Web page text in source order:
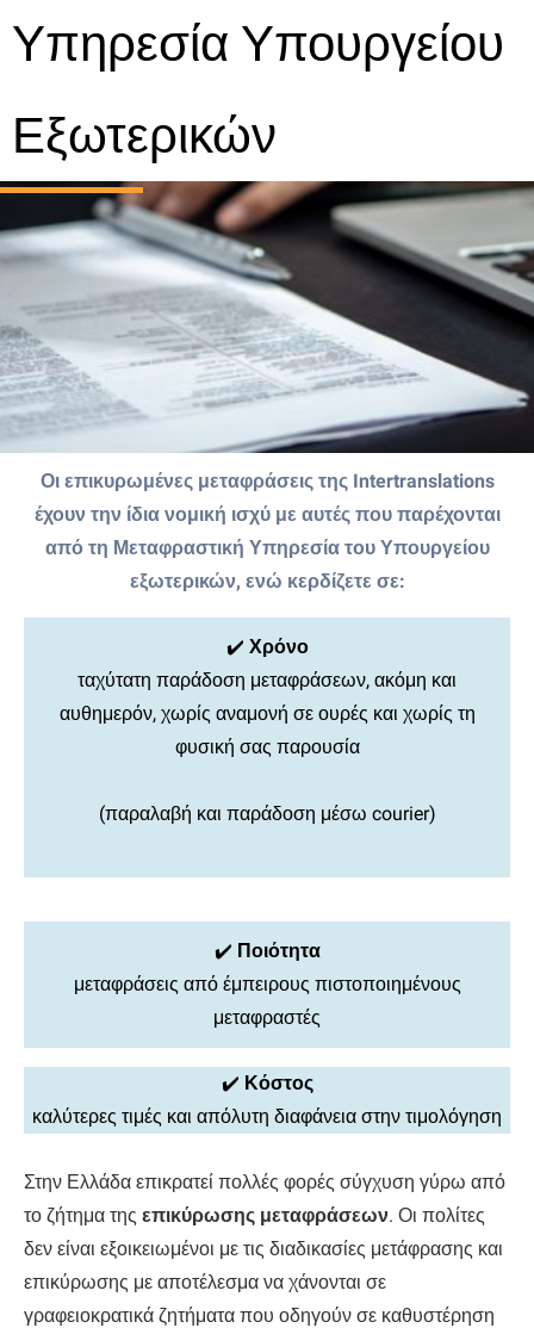
Υπηρεσία Υπουργείου
Εξωτερικών
Οι επικυρωμένες μεταφράσεις της Intertranslations
έχουν την ίδια νομική ισχύ με αυτές που παρέχονται
από τη Μεταφραστική Υπηρεσία του Υπουργείου
εξωτερικών, ενώ κερδίζετε σε:
✔️ Χρόνο
ταχύτατη παράδοση μεταφράσεων, ακόμη και
αυθημερόν, χωρίς αναμονή σε ουρές και χωρίς τη
φυσική σας παρουσία
(παραλαβή και παράδοση μέσω courier)
✔️ Ποιότητα
μεταφράσεις από έμπειρους πιστοποιημένους
μεταφραστές
✔️ Κόστος
καλύτερες τιμές και απόλυτη διαφάνεια στην τιμολόγηση
Στην Ελλάδα επικρατεί πολλές φορές σύγχυση γύρω από
το ζήτημα της επικύρωσης μεταφράσεων. Οι πολίτες
δεν είναι εξοικειωμένοι με τις διαδικασίες μετάφρασης και
επικύρωσης με αποτέλεσμα να χάνονται σε
γραφειοκρατικά ζητήματα που οδηγούν σε καθυστέρηση